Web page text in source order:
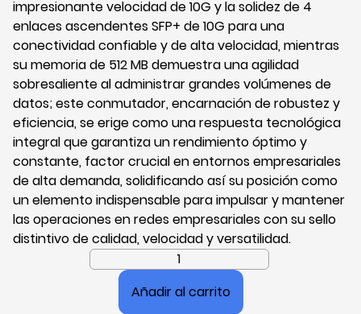
impresionante velocidad de 10G y la solidez de 4
enlaces ascendentes SFP+ de 10G para una
conectividad confiable y de alta velocidad, mientras
su memoria de 512 MB demuestra una agilidad
sobresaliente al administrar grandes volúmenes de
datos; este conmutador, encarnación de robustez y
eficiencia, se erige como una respuesta tecnológica
integral que garantiza un rendimiento óptimo y
constante, factor crucial en entornos empresariales
de alta demanda, solidificando así su posición como
un elemento indispensable para impulsar y mantener
las operaciones en redes empresariales con su sello
distintivo de calidad, velocidad y versatilidad.
Switch
Administrable
Añadir al carrito